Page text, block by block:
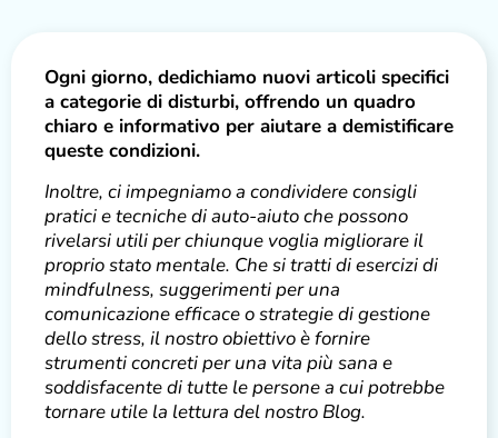
Ogni giorno, dedichiamo nuovi articoli specifici
a categorie di disturbi, offrendo un quadro
chiaro e informativo per aiutare a demistificare
queste condizioni.
Inoltre, ci impegniamo a condividere consigli
pratici e tecniche di auto-aiuto che possono
rivelarsi utili per chiunque voglia migliorare il
proprio stato mentale. Che si tratti di esercizi di
mindfulness, suggerimenti per una
comunicazione efficace o strategie di gestione
dello stress, il nostro obiettivo è fornire
strumenti concreti per una vita più sana e
soddisfacente di tutte le persone a cui potrebbe
tornare utile la lettura del nostro Blog.